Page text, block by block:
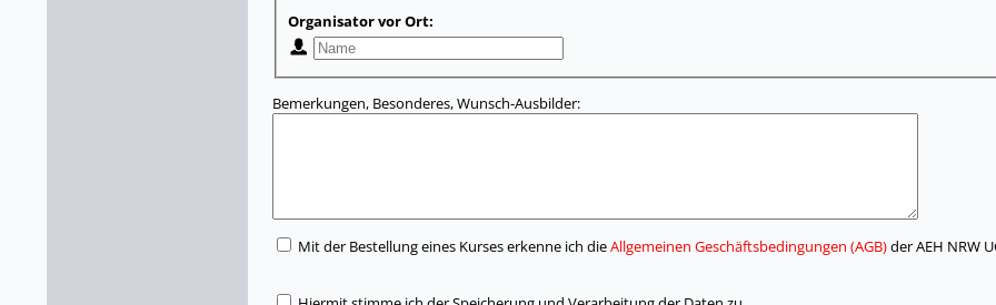
Organisator vor Ort:
Bemerkungen, Besonderes, Wunsch-Ausbilder:
Mit der Bestellung eines Kurses erkenne ich dieAllgemeinen Geschäftsbedingungen (AGB)der AEH NRW